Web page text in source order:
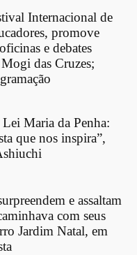
Internacional de
promove
e debates
das Cruzes;
Maria da Penha:
que nos inspira”,
e assaltam
com seus
Jardim Natal, em